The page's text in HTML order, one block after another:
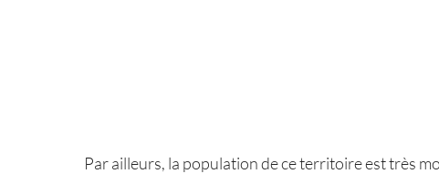
Par ailleurs, la population de ce territoire est très